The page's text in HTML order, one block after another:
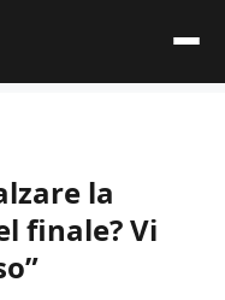
la
finale? Vi